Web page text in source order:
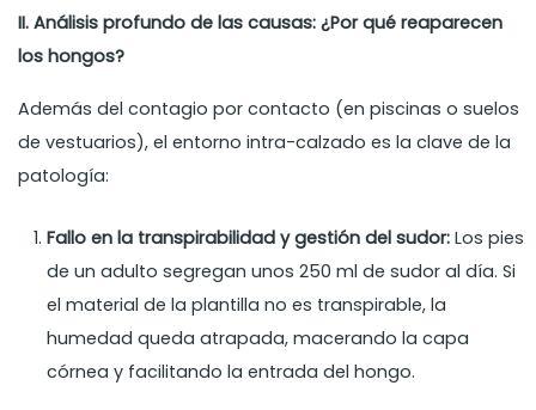
II. Análisis profundo de las causas: ¿Por qué reaparecen
los hongos?
Además del contagio por contacto (en piscinas o suelos
de vestuarios), el entorno intra-calzado es la clave de la
patología:
Fallo en la transpirabilidad y gestión del sudor: Los pies
de un adulto segregan unos 250 ml de sudor al día. Si
el material de la plantilla no es transpirable, la
humedad queda atrapada, macerando la capa
córnea y facilitando la entrada del hongo.